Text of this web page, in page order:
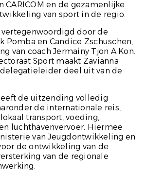
CARICOM en de gezamenlijke
van sport in de regio.
door de
Pomba en Candice Zschuschen,
van coach Jermainy Tjon A Kon.
Sport maakt Zavianna
deel uit van de
de uitzending volledig
de internationale reis,
transport, voeding,
luchthavenvervoer. Hiermee
van Jeugdontwikkeling en
de ontwikkeling van de
van de regionale